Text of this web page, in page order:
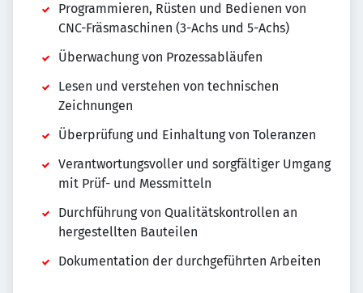
Programmieren, Rüsten und Bedienen von
CNC-Fräsmaschinen (3-Achs und 5-Achs)
Überwachung von Prozessabläufen
Lesen und verstehen von technischen
Zeichnungen
Überprüfung und Einhaltung von Toleranzen
Verantwortungsvoller und sorgfältiger Umgang
mit Prüf- und Messmitteln
Durchführung von Qualitätskontrollen an
hergestellten Bauteilen
Dokumentation der durchgeführten Arbeiten